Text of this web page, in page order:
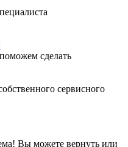
сделать
сервисного
Вы можете вернуть или